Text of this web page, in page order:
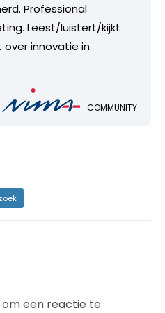
Professional
Leest/luistert/kijkt
innovatie in
COMMUNITY
om een reactie te